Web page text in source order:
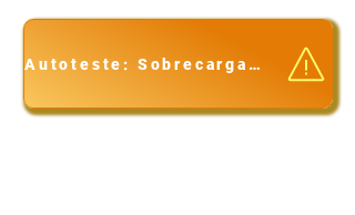
Autoteste: Sobrecarga da Cuidadora